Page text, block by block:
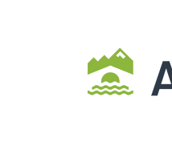
contenido
principal.